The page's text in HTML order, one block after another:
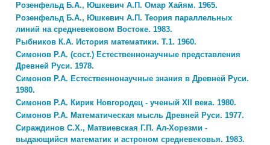
Розенфельд Б.А., Юшкевич А.П. Омар Хайям. 1965.
Розенфельд Б.А., Юшкевич А.П. Теория параллельных
линий на средневековом Востоке. 1983.
Рыбников К.А. История математики. Т.1. 1960.
Симонов Р.А. (сост.) Естественнонаучные представления
Древней Руси. 1978.
Симонов Р.А. Естественнонаучные знания в Древней Руси.
1980.
Симонов Р.А. Кирик Новгородец - ученый XII века. 1980.
Симонов Р.А. Математическая мысль Древней Руси. 1977.
Сираждинов С.X., Матвиевская Г.П. Ал-Хорезми -
выдающийся математик и астроном средневековья. 1983.